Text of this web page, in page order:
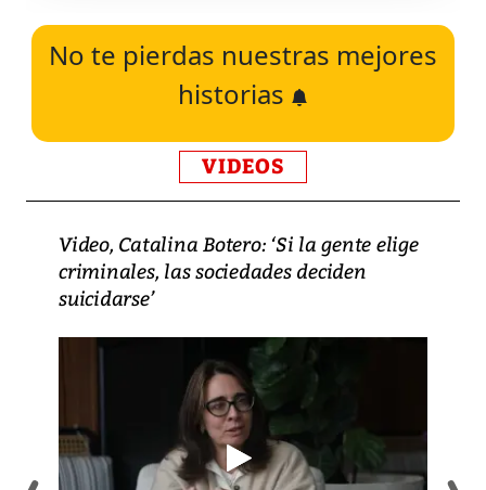
No te pierdas nuestras mejores
historias
VIDEOS
Video, Catalina Botero: ‘Si la gente elige
criminales, las sociedades deciden
suicidarse’